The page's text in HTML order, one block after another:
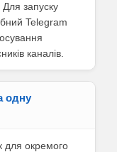
запуску
Telegram
каналів.
одну
для окремого